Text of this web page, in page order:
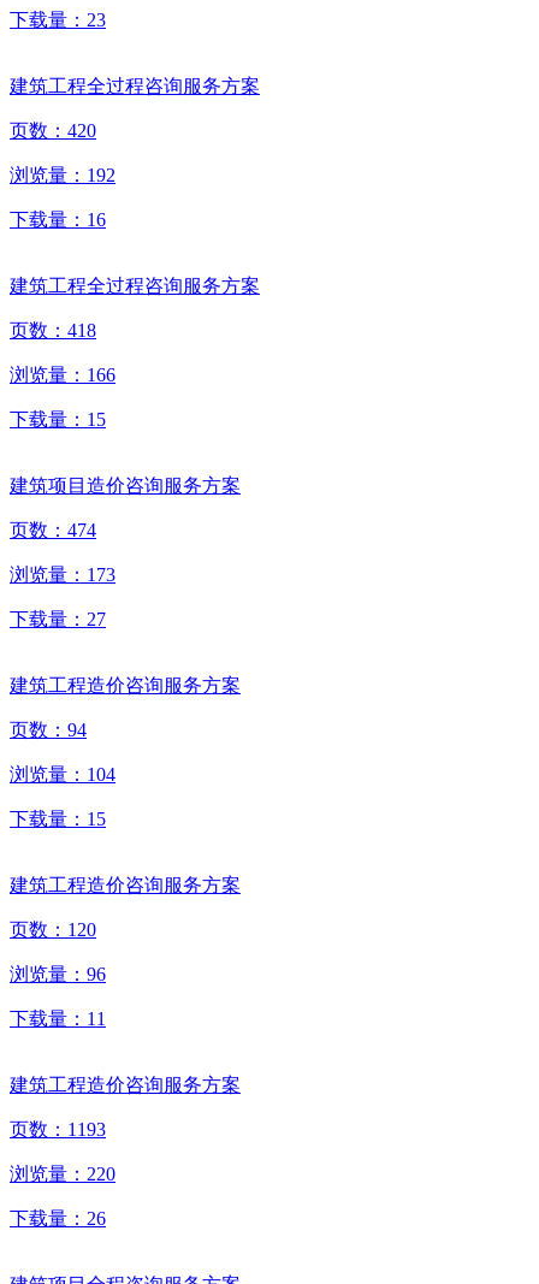
下载量： 23
建筑工程全过程咨询服务方案
页数： 420
浏览量： 192
下载量： 16
建筑工程全过程咨询服务方案
页数： 418
浏览量： 166
下载量： 15
建筑项目造价咨询服务方案
页数： 474
浏览量： 173
下载量： 27
建筑工程造价咨询服务方案
页数： 94
浏览量： 104
下载量： 15
建筑工程造价咨询服务方案
页数： 120
浏览量： 96
下载量： 11
建筑工程造价咨询服务方案
页数： 1193
浏览量： 220
下载量： 26